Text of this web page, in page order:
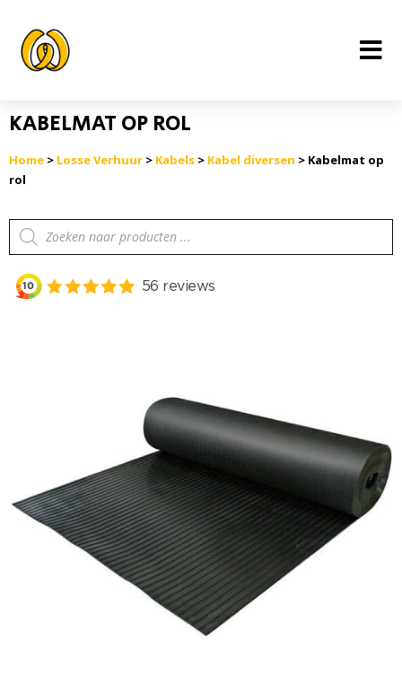
inhoud
KABELMAT OP ROL
Home > Losse Verhuur > Kabels > Kabel diversen > Kabelmat op
rol
Producten
zoeken